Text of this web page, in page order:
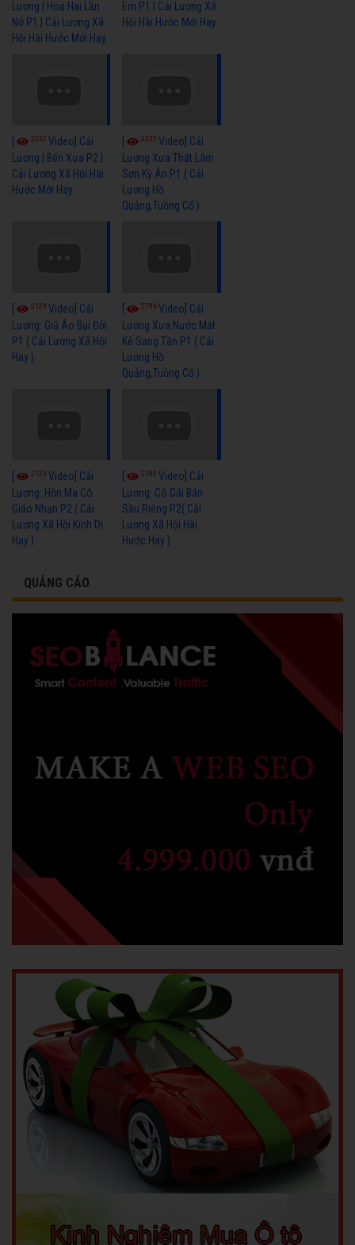
Lương | Hoa Hai Lần
Nở P1 | Cải Lương Xã
Hội Hài Hước Mới Hay
Em P1 | Cải Lương Xã
Hội Hài Hước Mới Hay
2232 Video] Cải
Lương | Bến Xưa P2 |
Cải Lương Xã Hội Hài
Hước Mới Hay
2235Video] Cải
Lương Xưa:Thất Lâm
Sơn Kỳ Án P1 ( Cải
Lương Hồ
Quảng,Tuồng Cổ )
2129 Video] Cải
Lương: Giũ Áo Bụi Đời
P1 ( Cải Lương Xã Hội
Hay )
2796Video] Cải
Lương Xưa:Nước Mắt
Kẻ Sang Tần P1 ( Cải
Lương Hồ
Quảng,Tuồng Cổ )
2123 Video] Cải
Lương: Hồn Ma Cô
Giáo Nhạn P2 ( Cải
Lương Xã Hội Kinh Dị
Hay )
2190Video] Cải
Lương: Cô Gái Bán
Sầu Riêng P2( Cải
Lương Xã Hội Hài
Hước Hay )
QUẢNG CÁO